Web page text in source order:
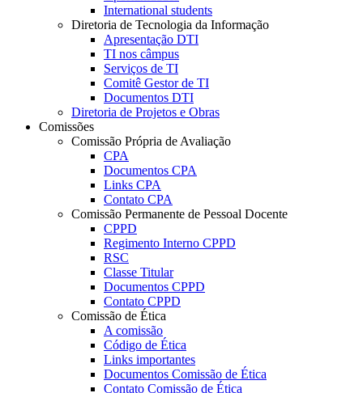
International students
Diretoria de Tecnologia da Informação
Apresentação DTI
TI nos câmpus
Serviços de TI
Comitê Gestor de TI
Documentos DTI
Diretoria de Projetos e Obras
Comissões
Comissão Própria de Avaliação
CPA
Documentos CPA
Links CPA
Contato CPA
Comissão Permanente de Pessoal Docente
CPPD
Regimento Interno CPPD
RSC
Classe Titular
Documentos CPPD
Contato CPPD
Comissão de Ética
A comissão
Código de Ética
Links importantes
Documentos Comissão de Ética
Contato Comissão de Ética